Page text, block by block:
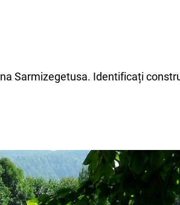
Sarmizegetusa. Identificați